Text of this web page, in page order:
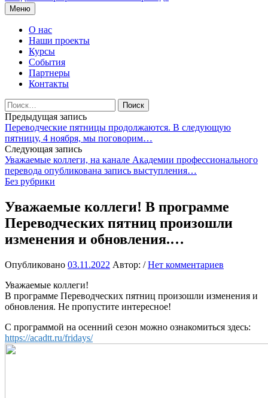
Перейти
к
содержимому
Меню
О нас
Наши проекты
Курсы
События
Партнеры
Контакты
Найти:
Навигация
по
записям
Предыдущая запись
Переводческие пятницы продолжаются. В следующую
пятницу, 4 ноября, мы поговорим…
Следующая запись
Уважаемые коллеги, на канале Академии профессионального
перевода опубликована запись выступления…
Без рубрики
Уважаемые коллеги! В программе
Переводческих пятниц произошли
изменения и обновления.…
Опубликовано 03.11.2022 Автор: /Нет комментариев
Уважаемые коллеги!
В программе Переводческих пятниц произошли изменения и
обновления. Не пропустите интересное!
С программой на осенний сезон можно ознакомиться здесь:
https://acadtt.ru/fridays/